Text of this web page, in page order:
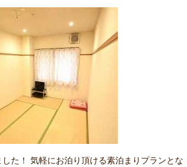
た！ 気軽にお泊り頂ける素泊まりプランとな